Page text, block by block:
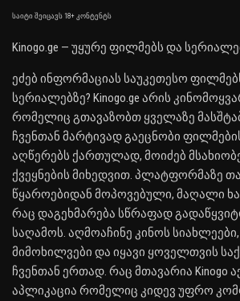
საიტი შეიცავს 18+ კონტენტს
Kinogo.ge — უყურე ფილმებს და
ეძებ ინფორმაციას საუკეთესო
სერიალებზე? Kinogo.ge არის
რომელიც გთავაზობთ ყველაზე
ჩვენთან მარტივად გაეცნობი
აღწერებს ქართულად, მოიძებ
ქვეყნების მიხედვით. პლატფორმაზე
წყაროებიდან მოპოვებული, მაღალი
რაც დაგეხმარება სწრაფად
საღამოს. აღმოაჩინე კინოს
მიმოხილვები და იყავი ყოველთვის
ჩვენთან ერთად. რაც მთავარია Kinogo
აპლიკაცია რომელიც კიდევ უფრო